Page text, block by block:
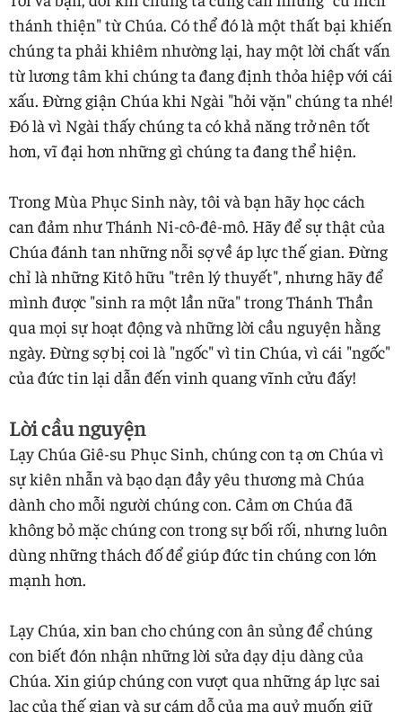
thánh thiện" từ Chúa. Có thể đó là một thất bại khiến
chúng ta phải khiêm nhường lại, hay một lời chất vấn
từ lương tâm khi chúng ta đang định thỏa hiệp với cái
xấu. Đừng giận Chúa khi Ngài "hỏi vặn" chúng ta nhé!
Đó là vì Ngài thấy chúng ta có khả năng trở nên tốt
hơn, vĩ đại hơn những gì chúng ta đang thể hiện.
Trong Mùa Phục Sinh này, tôi và bạn hãy học cách
can đảm như Thánh Ni-cô-đê-mô. Hãy để sự thật của
Chúa đánh tan những nỗi sợ về áp lực thế gian. Đừng
chỉ là những Kitô hữu "trên lý thuyết", nhưng hãy để
mình được "sinh ra một lần nữa" trong Thánh Thần
qua mọi sự hoạt động và những lời cầu nguyện hằng
ngày. Đừng sợ bị coi là "ngốc" vì tin Chúa, vì cái "ngốc"
của đức tin lại dẫn đến vinh quang vĩnh cửu đấy!
Lời cầu nguyện
Lạy Chúa Giê-su Phục Sinh, chúng con tạ ơn Chúa vì
sự kiên nhẫn và bạo dạn đầy yêu thương mà Chúa
dành cho mỗi người chúng con. Cảm ơn Chúa đã
không bỏ mặc chúng con trong sự bối rối, nhưng luôn
dùng những thách đố để giúp đức tin chúng con lớn
mạnh hơn.
Lạy Chúa, xin ban cho chúng con ân sủng để chúng
con biết đón nhận những lời sửa dạy dịu dàng của
Chúa. Xin giúp chúng con vượt qua những áp lực sai
lạc của thế gian và sự cám dỗ của ma quỷ muốn giữ